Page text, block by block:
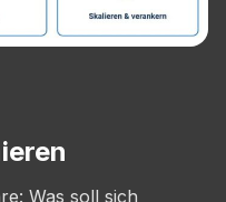
Was soll sich